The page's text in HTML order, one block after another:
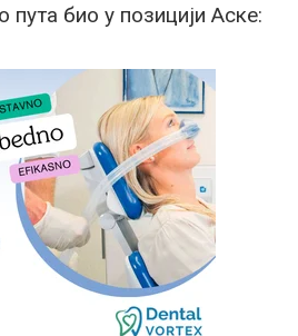
пута био у позицији Аске: